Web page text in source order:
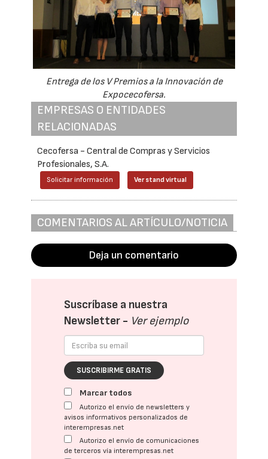
Entrega de los V Premios a la Innovación de
Expocecofersa.
EMPRESAS O ENTIDADES
RELACIONADAS
Cecofersa - Central de Compras y Servicios
Profesionales, S.A.
Solicitar información Ver stand virtual
COMENTARIOS AL ARTÍCULO/NOTICIA
Deja un comentario
Suscríbase a nuestra
Newsletter - Ver ejemplo
SUSCRIBIRME GRATIS
Marcar todos
Autorizo el envío de newsletters y
avisos informativos personalizados de
interempresas.net
Autorizo el envío de comunicaciones
de terceros vía interempresas.net